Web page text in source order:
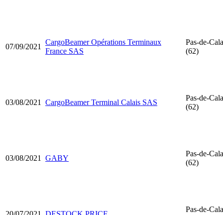
07/09/2021
CargoBeamer Opérations Terminaux
France SAS
Pas-de-
(62)
03/08/2021 CargoBeamer Terminal Calais SAS
Pas-de-
(62)
03/08/2021 GABY
Pas-de-
(62)
Pas-de-